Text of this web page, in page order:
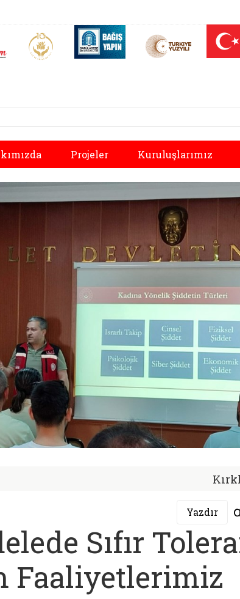
sekmede açılır)
AİLEM İletişim Merkezi (yeni sekmede açılır)
Aile ve Nüfus On Yılı (yeni sekmede açılır)
Darülaceze bağış sayfası (yeni
Projeler Kuruluşlarımız
Yazdır
Sıfır
Faaliyetlerimiz